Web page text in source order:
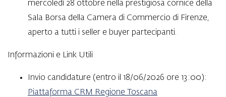
mercoledì 28 ottobre nella prestigiosa cornice della
Sala Borsa della Camera di Commercio di Firenze,
aperto a tutti i seller e buyer partecipanti.
Informazioni e Link Utili
Invio candidature (entro il 18/06/2026 ore 13:00):
Piattaforma CRM Regione Toscana